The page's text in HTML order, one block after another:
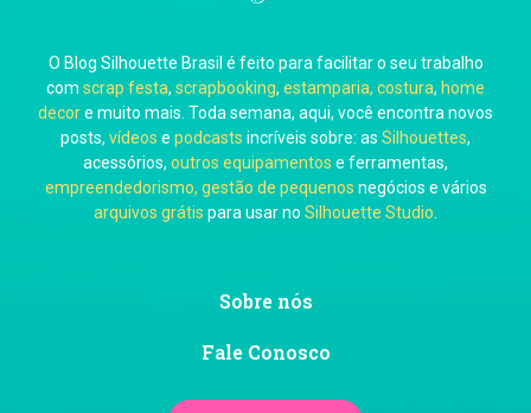
O Blog Silhouette Brasil é feito para facilitar o seu trabalho
com scrap festa, scrapbooking, estamparia, costura, home
decore muito mais. Toda semana, aqui, você encontra novos
posts, vídeos e podcasts incríveis sobre: as Silhouettes,
acessórios, outros equipamentos e ferramentas,
empreendedorismo, gestão de pequenos negócios e vários
arquivos grátis para usar no Silhouette Studio
Sobre nós
Fale Conosco